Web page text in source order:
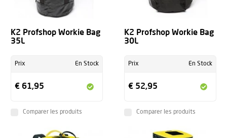
K2 Profshop Workie Bag
35L
Prix En Stock
€ 61,95
Comparer les produits
K2 Profshop Workie Bag
30L
Prix En Stock
€ 52,95
Comparer les produits